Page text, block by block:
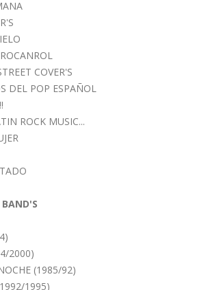
COVER'S
DEL POP ESPAÑOL
ROCK MUSIC...
2000)
(1985/92)
1995)